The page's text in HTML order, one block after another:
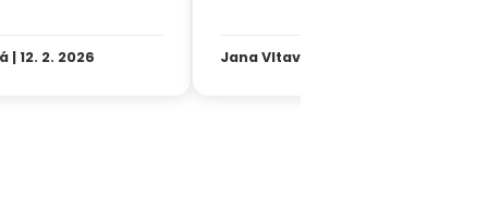
| 12. 2. 2026 Jana Vltavská | 29. 12. 2025